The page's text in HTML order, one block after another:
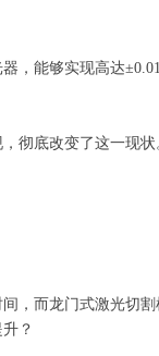
，能够实现高达
彻底改变了这一现
，而龙门式激光切
？